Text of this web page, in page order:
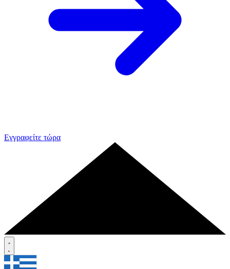
Εγγραφείτε τώρα